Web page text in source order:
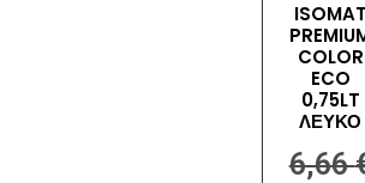
ISOMAT
COLOR
ECO
0,75LT
ΛΕΥΚΟ
6,66